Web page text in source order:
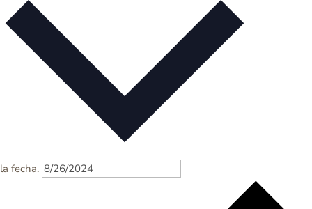
la fecha.